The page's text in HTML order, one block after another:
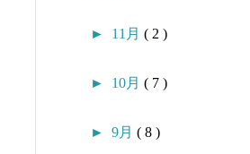
► 11月 ( 2 )
► 10月 ( 7 )
► 9月 ( 8 )